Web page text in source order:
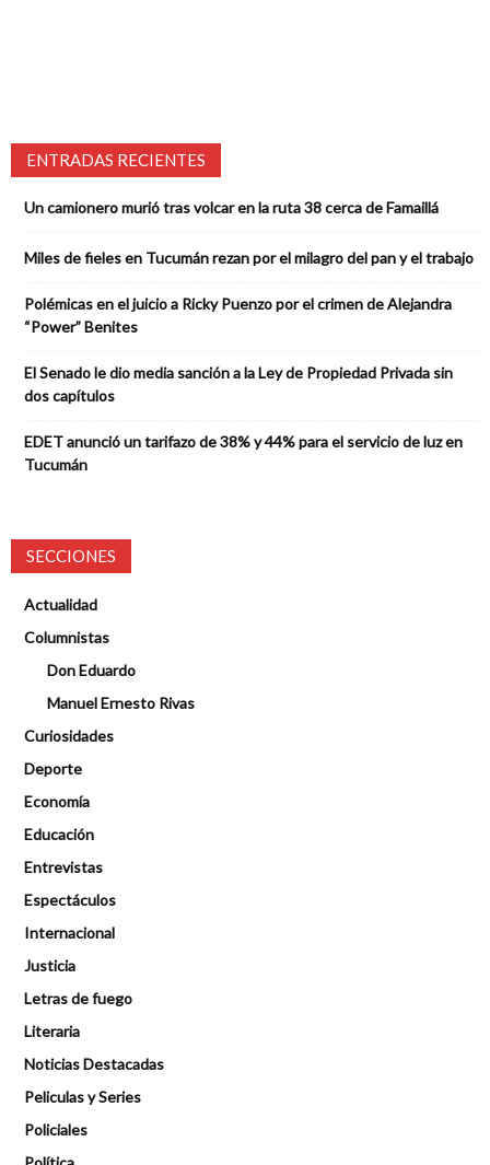
ENTRADAS RECIENTES
Un camionero murió tras volcar en la ruta 38 cerca de Famaillá
Miles de fieles en Tucumán rezan por el milagro del pan y el trabajo
Polémicas en el juicio a Ricky Puenzo por el crimen de Alejandra
“Power” Benites
El Senado le dio media sanción a la Ley de Propiedad Privada sin
dos capítulos
EDET anunció un tarifazo de 38% y 44% para el servicio de luz en
Tucumán
SECCIONES
Actualidad
Columnistas
Don Eduardo
Manuel Ernesto Rivas
Curiosidades
Deporte
Economía
Educación
Entrevistas
Espectáculos
Internacional
Justicia
Letras de fuego
Literaria
Noticias Destacadas
Peliculas y Series
Policiales